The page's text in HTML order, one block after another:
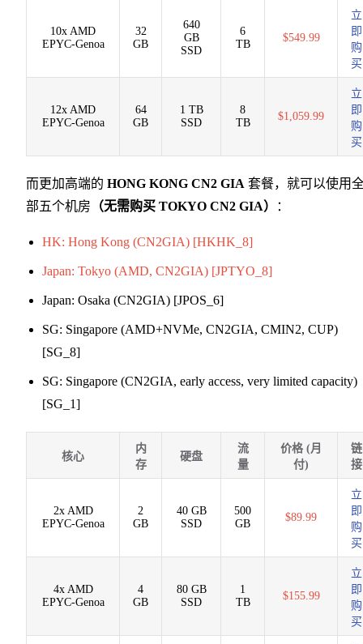
10x AMD
EPYC-Genoa
32
GB
640
GB
SSD
6
TB
$549.99
立
即
购
买
12x AMD
EPYC-Genoa
64
GB
1 TB
SSD
8
TB
$1,059.99
立
即
购
买
而更加高端的 HONG KONG CN2 GIA 套餐，就可以使用
部五个机房 （无需购买 TOKYO CN2 GIA） ：
HK: Hong Kong (CN2GIA) [HKHK_8]
Japan: Tokyo (AMD, CN2GIA) [JPTYO_8]
Japan: Osaka (CN2GIA) [JPOS_6]
SG: Singapore (AMD+NVMe, CN2GIA, CMIN2, CUP)
[SG_8]
SG: Singapore (CN2GIA, early access, very limited capacity)
[SG_1]
核心
内
存
硬盘
流
量
价格 (月
付)
链
接
2x AMD
EPYC-Genoa
2
GB
40 GB
SSD
500
GB
$89.99
立
即
购
买
4x AMD
EPYC-Genoa
4
GB
80 GB
SSD
1
TB
$155.99
立
即
购
买